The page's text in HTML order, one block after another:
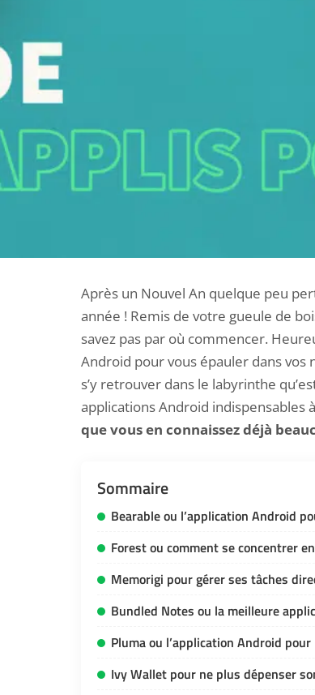
Après un Nouvel An quelque peu
année ! Remis de votre gueule de
savez pas par où commencer.
Android pour vous épauler dans vos
s’y retrouver dans le labyrinthe
applications Android indispensables
que vous en connaissez déjà
Sommaire
Bearable ou l’application Android
Forest ou comment se concentrer
Memorigi pour gérer ses tâches
Bundled Notes ou la meilleure
Pluma ou l’application Android
Ivy Wallet pour ne plus dépenser